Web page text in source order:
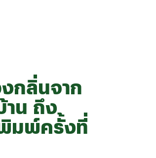
กลิ่นจาก
น ถึง
มพ์ครั้งที่